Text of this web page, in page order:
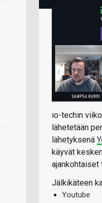
io-techin
lähetetään
lähetyksenä
käyvät
Jälkikäteen
Youtube